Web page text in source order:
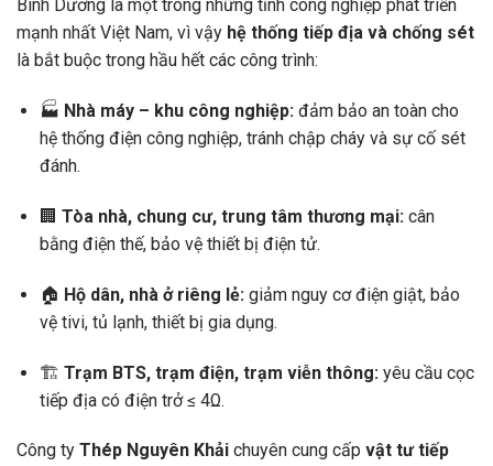
Bình Dương là một trong những tỉnh công nghiệp phát triển
mạnh nhất Việt Nam, vì vậy hệ thống tiếp địa và chống sét
là bắt buộc trong hầu hết các công trình:
🏭 Nhà máy – khu công nghiệp:đảm bảo an toàn cho
hệ thống điện công nghiệp, tránh chập cháy và sự cố sét
đánh.
🏢 Tòa nhà, chung cư, trung tâm thương mại:cân
bằng điện thế, bảo vệ thiết bị điện tử.
🏠 Hộ dân, nhà ở riêng lẻ:giảm nguy cơ điện giật, bảo
vệ tivi, tủ lạnh, thiết bị gia dụng.
🏗️ Trạm BTS, trạm điện, trạm viễn thông:yêu cầu cọc
tiếp địa có điện trở ≤ 4Ω.
Công ty Thép Nguyên Khải chuyên cung cấp vật tư tiếp